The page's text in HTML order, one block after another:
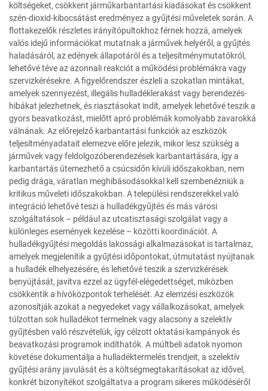
költségeket, csökkent járműkarbantartási kiadásokat és csökkent
szén-dioxid-kibocsátást eredményez a gyűjtési műveletek során. A
flottakezelők részletes irányítópultokhoz férnek hozzá, amelyek
valós idejű információkat mutatnak a járművek helyéről, a gyűjtés
haladásáról, az edények állapotáról és a teljesítménymutatókról,
lehetővé téve az azonnali reakciót a működési problémákra vagy
szervizkérésekre. A figyelőrendszer észleli a szokatlan mintákat,
amelyek szennyezést, illegális hulladéklerakást vagy berendezés-
hibákat jelezhetnek, és riasztásokat indít, amelyek lehetővé teszik a
gyors beavatkozást, mielőtt apró problémák komolyabb zavarokká
válnának. Az előrejelző karbantartási funkciók az eszközök
teljesítményadatait elemezve előre jelezik, mikor lesz szükség a
járművek vagy feldolgozóberendezések karbantartására, így a
karbantartás ütemezhető a csúcsidőn kívüli időszakokban, nem
pedig drága, váratlan meghibásodásokkal kell szembenézniük a
kritikus műveleti időszakokban. A települési rendszerekkel való
integráció lehetővé teszi a hulladékgyűjtés és más városi
szolgáltatások – például az utcatisztasági szolgálat vagy a
különleges események kezelése – közötti koordinációt. A
hulladékgyűjtési megoldás lakossági alkalmazásokat is tartalmaz,
amelyek megjelenítik a gyűjtési időpontokat, útmutatást nyújtanak
a hulladék elhelyezésére, és lehetővé teszik a szervizkérések
benyújtását, javítva ezzel az ügyfél-elégedettséget, miközben
csökkentik a hívóközpontok terhelését. Az elemzési eszközök
azonosítják azokat a negyedeket vagy vállalkozásokat, amelyek
túlzottan sok hulladékot termelnek vagy alacsony a szelektív
gyűjtésben való részvételük, így célzott oktatási kampányok és
beavatkozási programok indíthatók. A múltbeli adatok nyomon
követése dokumentálja a hulladéktermelés trendjeit, a szelektív
gyűjtési arány javulását és a költségmegtakarításokat az idővel,
konkrét bizonyítékot szolgáltatva a program sikeres működéséről